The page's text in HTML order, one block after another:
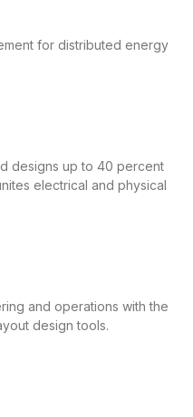
for distributed energy
designs up to 40 percent
electrical and physical
and operations with the
design tools.